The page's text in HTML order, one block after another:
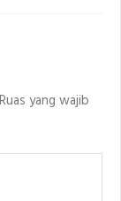
Ruas yang wajib